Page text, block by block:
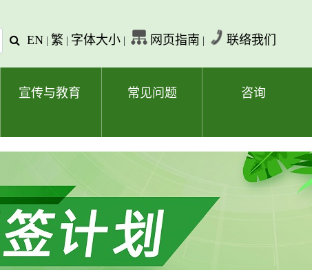
查
字
EN | 繁 | 字体大小 | 网页指南 | 联络我们
宣传与教育 常见问题 咨询